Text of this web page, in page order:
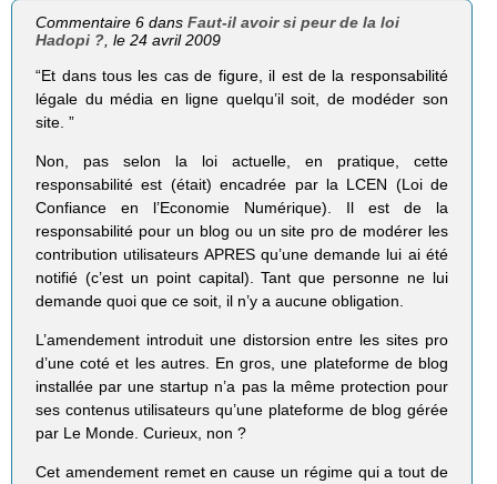
Commentaire 6 dansFaut-il avoir si peur de la loi
Hadopi ? , le 24 avril 2009
“Et dans tous les cas de figure, il est de la responsabilité
légale du média en ligne quelqu’il soit, de modéder son
site. ”
Non, pas selon la loi actuelle, en pratique, cette
responsabilité est (était) encadrée par la LCEN (Loi de
Confiance en l’Economie Numérique). Il est de la
responsabilité pour un blog ou un site pro de modérer les
contribution utilisateurs APRES qu’une demande lui ai été
notifié (c’est un point capital). Tant que personne ne lui
demande quoi que ce soit, il n’y a aucune obligation.
L’amendement introduit une distorsion entre les sites pro
d’une coté et les autres. En gros, une plateforme de blog
installée par une startup n’a pas la même protection pour
ses contenus utilisateurs qu’une plateforme de blog gérée
par Le Monde. Curieux, non ?
Cet amendement remet en cause un régime qui a tout de